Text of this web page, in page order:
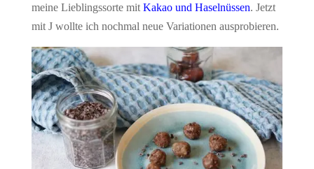
meine Lieblingssorte mit Kakao und Haselnüssen. Jetzt
mit J wollte ich nochmal neue Variationen ausprobieren.